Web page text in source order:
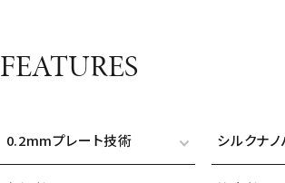
FEATURES
0.2mmプレート技術 シルクナ